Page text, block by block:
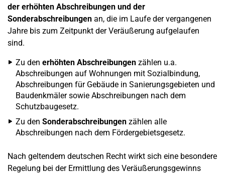
der erhöhten Abschreibungen und der
Sonderabschreibungen an, die im Laufe der vergangenen
Jahre bis zum Zeitpunkt der Veräußerung aufgelaufen
sind.
Zu den erhöhten Abschreibungen zählen u.a.
Abschreibungen auf Wohnungen mit Sozialbindung,
Abschreibungen für Gebäude in Sanierungsgebieten und
Baudenkmäler sowie Abschreibungen nach dem
Schutzbaugesetz.
Zu den Sonderabschreibungen zählen alle
Abschreibungen nach dem Fördergebietsgesetz.
Nach geltendem deutschen Recht wirkt sich eine besondere
Regelung bei der Ermittlung des Veräußerungsgewinns